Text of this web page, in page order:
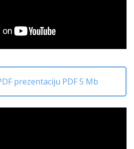
prezentaciju PDF 5 Mb